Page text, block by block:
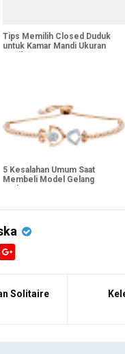
Tips Memilih Closed Duduk
untuk Kamar Mandi Ukuran
Kecil
5 Kesalahan Umum Saat
Membeli Model Gelang
Terbaru
Solitaire